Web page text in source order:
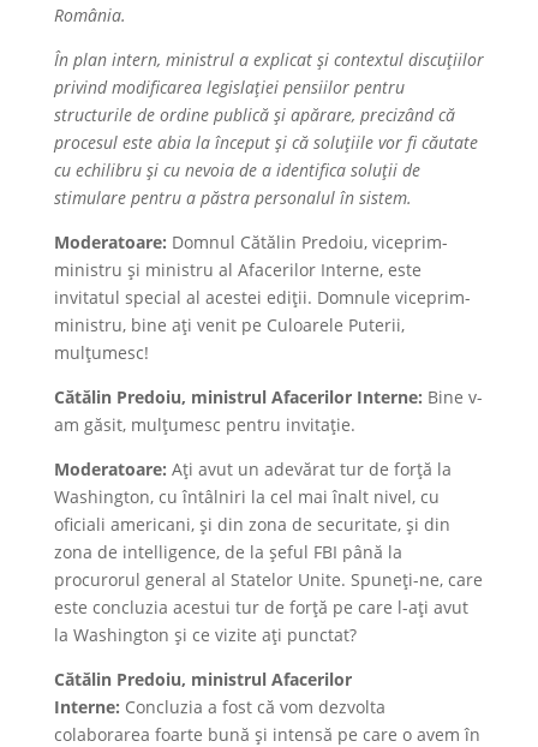
România.
În plan intern, ministrul a explicat și contextul discuțiilor
privind modificarea legislației pensiilor pentru
structurile de ordine publică și apărare, precizând că
procesul este abia la început și că soluțiile vor fi căutate
cu echilibru și cu nevoia de a identifica soluții de
stimulare pentru a păstra personalul în sistem.
Moderatoare: Domnul Cătălin Predoiu, viceprim-
ministru și ministru al Afacerilor Interne, este
invitatul special al acestei ediții. Domnule viceprim-
ministru, bine ați venit pe Culoarele Puterii,
mulțumesc!
Cătălin Predoiu, ministrul Afacerilor Interne: Bine v-
am găsit, mulțumesc pentru invitație.
Moderatoare: Ați avut un adevărat tur de forță la
Washington, cu întâlniri la cel mai înalt nivel, cu
oficiali americani, și din zona de securitate, și din
zona de intelligence, de la șeful FBI până la
procurorul general al Statelor Unite. Spuneți-ne, care
este concluzia acestui tur de forță pe care l-ați avut
la Washington și ce vizite ați punctat?
Cătălin Predoiu, ministrul Afacerilor
Interne: Concluzia a fost că vom dezvolta
colaborarea foarte bună și intensă pe care o avem în